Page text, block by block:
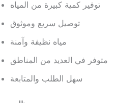
توفير كمية كبيرة من المياه
توصيل سريع وموثوق
مياه نظيفة وآمنة
متوفر في العديد من المناطق
سهل الطلب والمتابعة